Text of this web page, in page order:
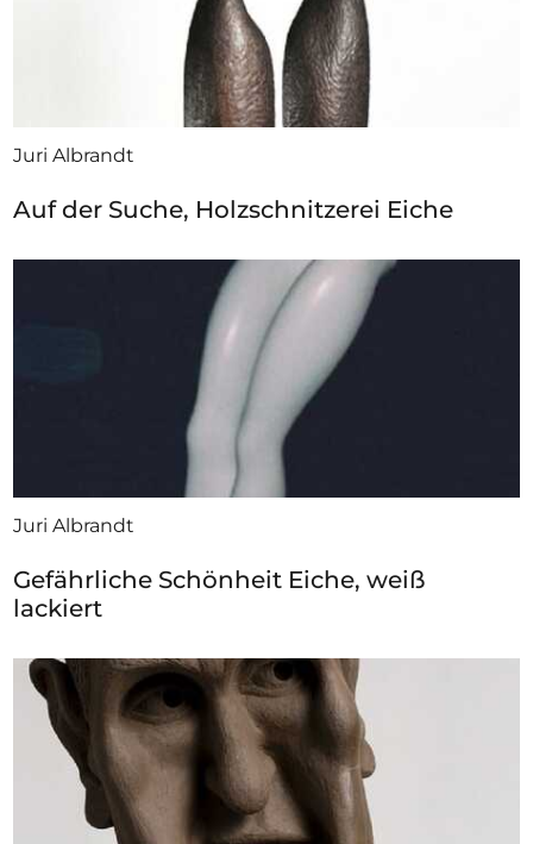
Juri Albrandt
Auf der Suche, Holzschnitzerei Eiche
Juri Albrandt
Gefährliche Schönheit Eiche, weiß
lackiert